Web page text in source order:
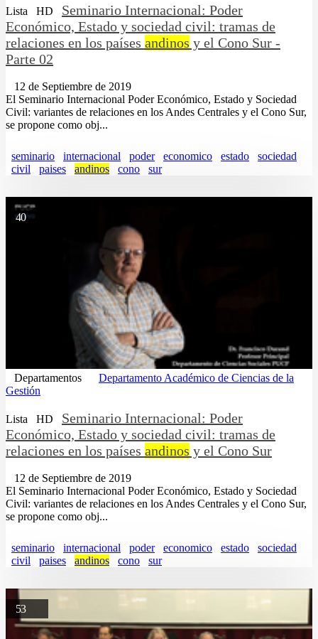
Lista HD
Seminario Internacional: Poder
Económico, Estado y sociedad civil: tramas de
relaciones en los países andinos y el Cono Sur -
Parte 02
12 de Septiembre de 2019
El Seminario Internacional Poder Económico, Estado y Sociedad
Civil: variantes de relaciones en los Andes Centrales y el Cono Sur,
se propone como obj...
seminario internacional poder economico estado
sociedad
civil
paises andinos cono sur
40
Departamentos
Departamento Académico de Ciencias de la
Gestión
Lista HD
Seminario Internacional: Poder
Económico, Estado y sociedad civil: tramas de
relaciones en los países andinos y el Cono Sur
12 de Septiembre de 2019
El Seminario Internacional Poder Económico, Estado y Sociedad
Civil: variantes de relaciones en los Andes Centrales y el Cono Sur,
se propone como obj...
seminario internacional poder economico estado
sociedad
civil
paises andinos cono sur
53